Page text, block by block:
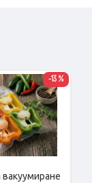
-13 %